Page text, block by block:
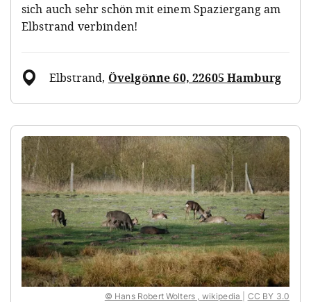
sich auch sehr schön mit einem Spaziergang am
Elbstrand verbinden!
Elbstrand, Övelgönne 60, 22605 Hamburg
© Hans Robert Wolters , wikipedia CC BY 3.0